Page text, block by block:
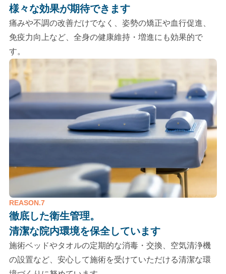
様々な効果が期待できます
痛みや不調の改善だけでなく、姿勢の矯正や血行促進、
免疫力向上など、全身の健康維持・増進にも効果的で
す。
REASON.7
徹底した衛生管理。
清潔な院内環境を保全しています
施術ベッドやタオルの定期的な消毒・交換、空気清浄機
の設置など、安心して施術を受けていただける清潔な環